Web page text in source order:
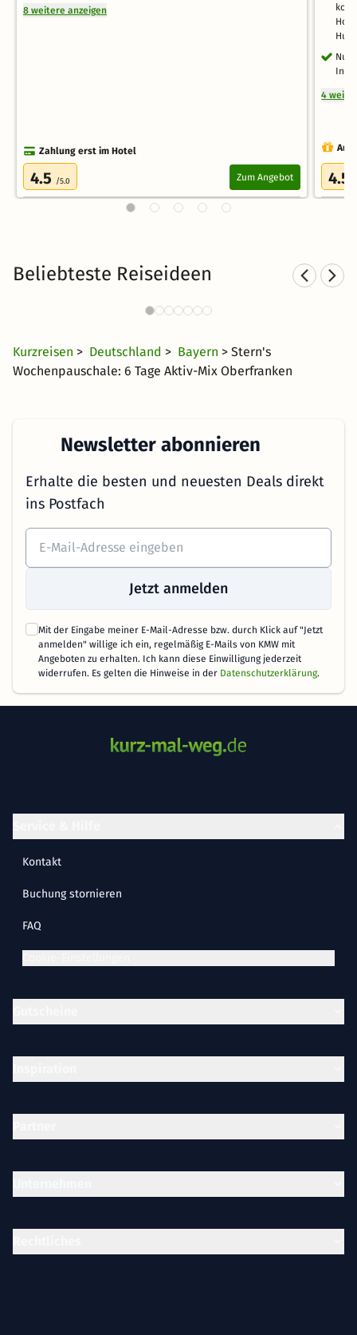
8 weitere anzeigen
Zahlung erst im Hotel
4.5 /5.0 Zum Angebot
4
4.5
Beliebteste Reiseideen
Hotel mit Hund in Bayern
77 Angebote
Kurzreisen > Deutschland > Bayern > Stern's
Wochenpauschale: 6 Tage Aktiv-Mix Oberfranken
Newsletter abonnieren
Erhalte die besten und neuesten Deals direkt
ins Postfach
Jetzt anmelden
Mit der Eingabe meiner E-Mail-Adresse bzw. durch Klick auf "Jetzt
anmelden" willige ich ein, regelmäßig E-Mails von KMW mit
Angeboten zu erhalten. Ich kann diese Einwilligung jederzeit
widerrufen. Es gelten die Hinweise in der Datenschutzerklärung.
Kontakt
Buchung stornieren
FAQ